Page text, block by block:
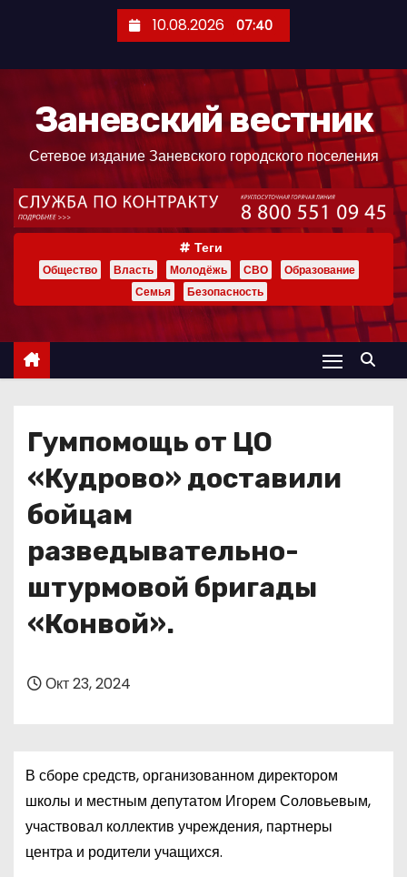
ж
10.08.2026 07:40
Заневский вестник
Сетевое издание Заневского городского поселения
Теги
Общество Власть Молодёжь СВО
Образование
Семья
Безопасность
Гумпомощь от ЦО
«Кудрово» доставили
бойцам
разведывательно-
штурмовой бригады
«Конвой».
Окт 23, 2024
В сборе средств, организованном директором
школы и местным депутатом Игорем Соловьевым,
участвовал коллектив учреждения, партнеры
центра и родители учащихся.